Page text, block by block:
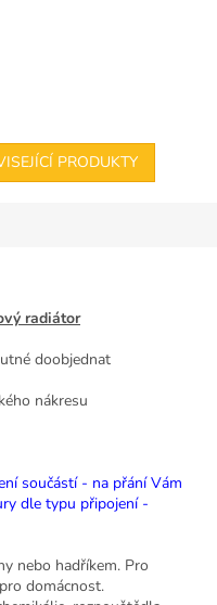
PRODUKTY
radiátor
doobjednat
nákresu
součástí - na přání Vám
dle typu připojení -
nebo hadříkem. Pro
domácnost.